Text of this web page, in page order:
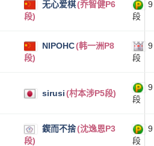
无心爱棋(乔智健P6
段)
9
段
NIPOHC(韩一洲P8
段)
9
段
sirusi(村本涉P5段)
9
段
鍥而不捨(沈逸恩P3
段)
9
段